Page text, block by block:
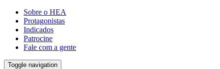
Sobre o HEA
Protagonistas
Indicados
Patrocine
Fale com a gente
Toggle navigation